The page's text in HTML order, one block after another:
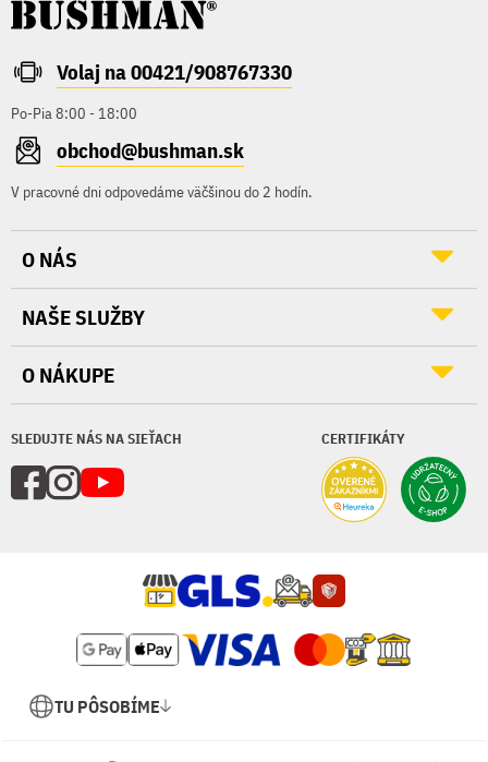
Volaj na 00421/908767330
Po-Pia 8:00 - 18:00
obchod@bushman.sk
V pracovné dni odpovedáme väčšinou do 2 hodín.
SLEDUJTE NÁS NA SIEŤACH CERTIFIKÁTY
O NÁS
NAŠE SLUŽBY
O NÁKUPE
TU PÔSOBÍME